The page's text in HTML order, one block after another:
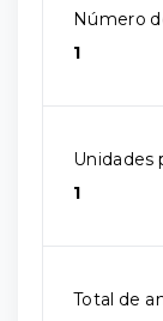
Número
1
Unidades
1
Total de